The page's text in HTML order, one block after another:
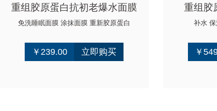
重组胶原蛋白抗初老爆水面膜
免洗睡眠面膜 涂抹面膜 重新胶原蛋白
￥239.00 立即购买
重组胶
补水
￥